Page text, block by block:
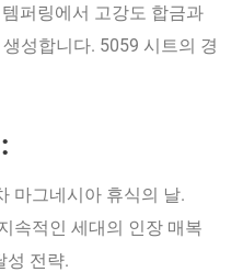
퍼링에서 고강도 합금과
성합니다. 5059 시트의 경
마그네시아 휴식의 날.
속적인 세대의 인장 매복
성 전략.